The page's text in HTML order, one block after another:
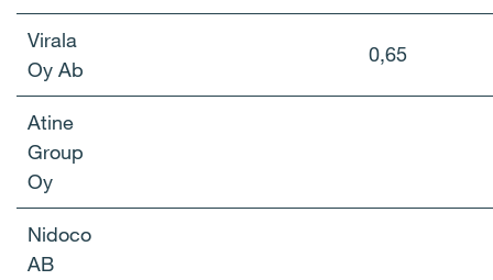
​​Virala
Oy Ab​
0,65
​​Atine
Group
Oy​
​​Nidoco
AB​